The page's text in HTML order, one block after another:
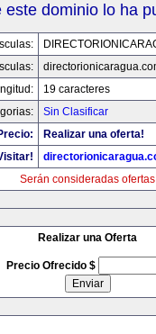
este dominio lo ha
19 caracteres
Sin Clasificar
Realizar una oferta!
Serán consideradas ofertas
Realizar una Oferta
Precio Ofrecido $